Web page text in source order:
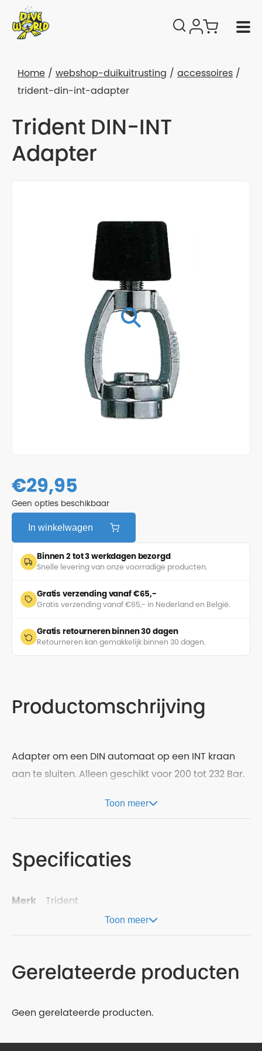
Home webshop-duikuitrusting
accessoires
trident-din-int-adapter
Trident DIN-INT
Adapter
€29,95
Geen opties beschikbaar
In winkelwagen
Binnen 2 tot 3 werkdagen bezorgd
Snelle levering van onze voorradige producten.
Gratis verzending vanaf €65,-
Gratis verzending vanaf €65,- in Nederland en België.
Gratis retourneren binnen 30 dagen
Retourneren kan gemakkelijk binnen 30 dagen.
Productomschrijving
Adapter om een DIN automaat op een INT kraan
aan te sluiten. Alleen geschikt voor 200 tot 232 Bar.
Toon meer
Specificaties
Merk Trident
Toon meer
Gerelateerde producten
Geen gerelateerde producten.